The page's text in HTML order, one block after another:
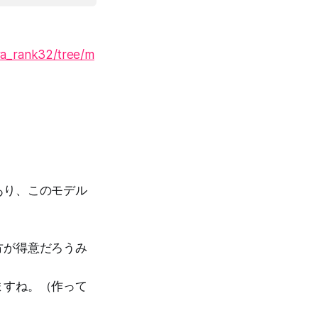
tree/m
、このモデル
得意だろうみ
ね。（作って